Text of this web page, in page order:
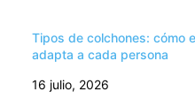
Tipos de colchones: cómo
adapta a cada persona
16 julio, 2026